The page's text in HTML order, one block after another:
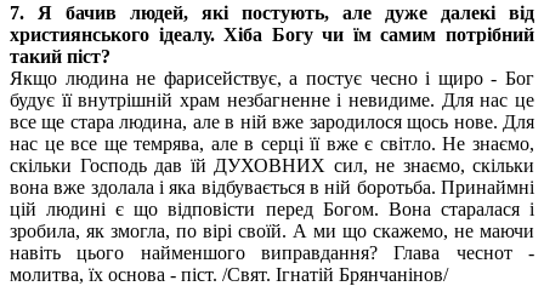
7. Я бачив людей, які постують, але дуже далекі від
християнського ідеалу. Хіба Богу чи їм самим потрібний
такий піст?
Якщо людина не фарисействує, а постує чесно і щиро - Бог
будує її внутрішній храм незбагненне і невидиме. Для нас це
все ще стара людина, але в ній вже зародилося щось нове. Для
нас це все ще темрява, але в серці її вже є світло. Не знаємо,
скільки Господь дав їй ДУХОВНИХ сил, не знаємо, скільки
вона вже здолала і яка відбувається в ній боротьба. Принаймні
цій людині є що відповісти перед Богом. Вона старалася і
зробила, як змогла, по вірі своїй. А ми що скажемо, не маючи
навіть цього найменшого виправдання? Глава чеснот -
молитва, їх основа - піст. /Свят. Ігнатій Брянчанінов/